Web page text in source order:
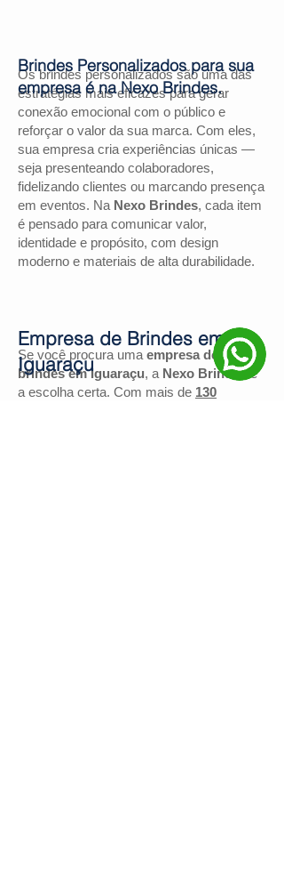
Os brindes personalizados são uma das
estratégias mais eficazes para gerar
conexão emocional com o público e
reforçar o valor da sua marca. Com eles,
sua empresa cria experiências únicas —
seja presenteando colaboradores,
fidelizando clientes ou marcando presença
em eventos. Na Nexo Brindes, cada item
é pensado para comunicar valor,
identidade e propósito, com design
moderno e materiais de alta durabilidade.
Se você procura uma empresa de
brindes em Iguaraçu, a Nexo Brindesé
a escolha certa. Com mais de 130
Brindes Personalizados para sua
empresa é na Nexo Brindes.
Empresa de Brindes em
Iguaraçu